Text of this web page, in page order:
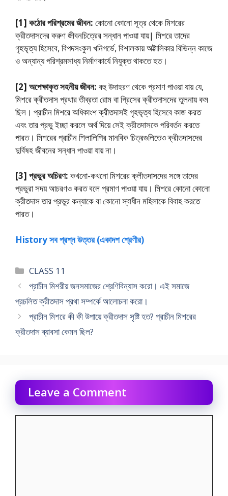
[1] কঠোর পরিশ্রমের জীবন: কোনাে কোনাে সূত্র থেকে মিশরের
ক্রীতদাসদের করুণ জীবনচিত্রের সন্ধান পাওয়া যায়| মিশরে তাদের
গৃহভৃত্য হিসেবে, বিপদসংকুল খনিগর্ভে, বিশালকায় অট্টালিকার বিভিন্ন কাজে
ও অন্যান্য পরিশ্রমসাধ্য নির্মাণকার্যে নিযুক্ত থাকতে হত।
[2] অপেক্ষাকৃত সহনীয় জীবন: বহু উদাহরণ থেকে প্রমাণ পাওয়া যায় যে,
মিশরে ক্রীতদাস প্রথার তীব্রতা রােম বা গ্রিসের ক্রীতদাসদের তুলনায় কম
ছিল। প্রাচীন মিশরে অধিকাংশ ক্রীতদাসই গৃহভৃত্য হিসেবে কাজ করত
এবং তার প্রভু ইচ্ছা করলে অর্থ দিয়ে সেই ক্রীতদাসকে পরিবর্তন করতে
পারত। মিশরের প্রাচীন শিলালিপির মানবিক চিত্রগুলিতেও ক্রীতদাসদের
দুর্বিষহ জীবনের সন্ধান পাওয়া যায় না।
[3] প্রভুর অচিরণ: কখনাে-কখনাে মিশরের ক্লীতদাসদের সঙ্গে তাদের
প্রভুরা সদয় আচরণও করত বলে প্রমাণ পাওয়া যায়। মিশরে কোনাে কোনাে
ক্রীতদাস তার প্রভুর কন্যাকে বা কোনাে স্বাধীন মহিলাকে বিবাহ করতে
পারত।
History সব প্রশ্ন উত্তর (একাদশ শ্রেণীর)
Categories
CLASS 11
প্রাচীন মিশরীয় জনসমাজের শ্রেণিবিন্যাস করাে। এই সমাজে
প্রচলিত ক্রীতদাস প্রথা সম্পর্কে আলােচনা করাে।
প্রাচীন মিশরে কী কী উপায়ে ক্রীতদাস সৃষ্টি হত? প্রাচীন মিশরের
ক্রীতদাস ব্যাবসা কেমন ছিল?
Leave a Comment